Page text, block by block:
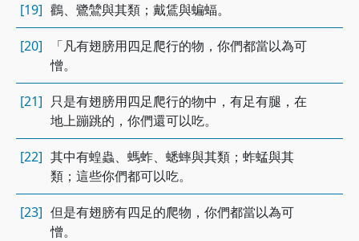
[19] 鸛、鷺鷥與其類；戴鵀與蝙蝠。
[20]
「凡有翅膀用四足爬行的物，你們都當以為可
憎。
[21] 只是有翅膀用四足爬行的物中，有足有腿，在
地上蹦跳的，你們還可以吃。
[22] 其中有蝗蟲、螞蚱、蟋蟀與其類；蚱蜢與其
類；這些你們都可以吃。
[23] 但是有翅膀有四足的爬物，你們都當以為可
憎。